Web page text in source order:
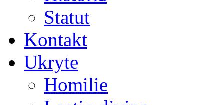
Statut
Kontakt
Ukryte
Homilie